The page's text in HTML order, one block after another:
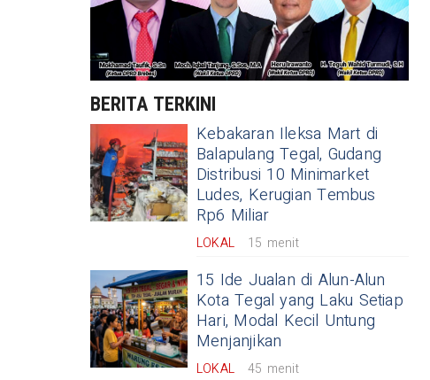
BERITA TERKINI
Kebakaran Ileksa Mart di
Balapulang Tegal, Gudang
Distribusi 10 Minimarket
Ludes, Kerugian Tembus
Rp6 Miliar
LOKAL 15 menit
15 Ide Jualan di Alun-Alun
Kota Tegal yang Laku Setiap
Hari, Modal Kecil Untung
Menjanjikan
LOKAL 45 menit